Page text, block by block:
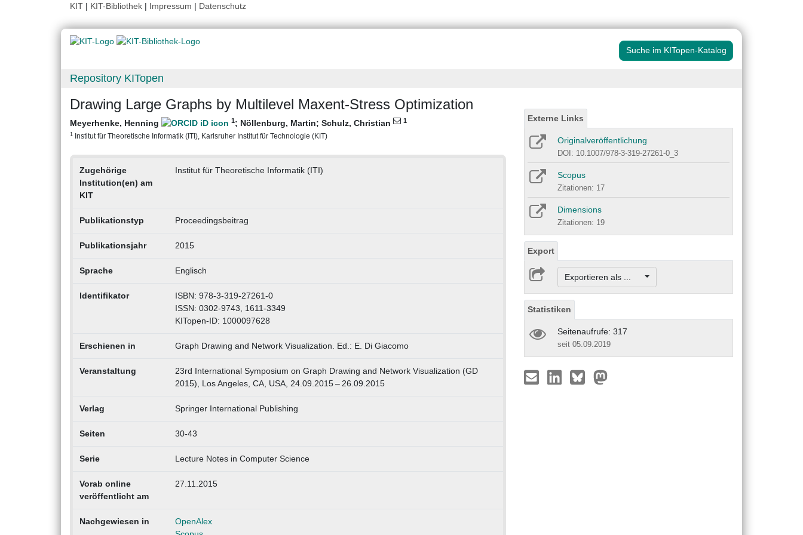
KIT | KIT-Bibliothek | Impressum | Datenschutz
Suche im KITopen-Katalog
Repository KITopen
Drawing Large Graphs by Multilevel Maxent-Stress Optimization
Meyerhenke, Henning 1; Nöllenburg, Martin; Schulz, Christian 1
1 Institut für Theoretische Informatik (ITI), Karlsruher Institut für Technologie (KIT)
Zugehörige
Institution(en) am
KIT
Institut für Theoretische Informatik (ITI)
Publikationstyp Proceedingsbeitrag
Publikationsjahr 2015
Sprache Englisch
Identifikator
ISBN: 978-3-319-27261-0
ISSN: 0302-9743, 1611-3349
KITopen-ID: 1000097628
Erschienen in Graph Drawing and Network Visualization. Ed.: E. Di Giacomo
Veranstaltung
23rd International Symposium on Graph Drawing and Network Visualization (GD
2015), Los Angeles, CA, USA, 24.09.2015 – 26.09.2015
Verlag Springer International Publishing
Seiten 30-43
Serie Lecture Notes in Computer Science
Vorab online
veröffentlicht am
27.11.2015
Nachgewiesen in
OpenAlex
Externe Links
Originalveröffentlichung
DOI: 10.1007/978-3-319-27261-0_3
Scopus
Zitationen: 17
Dimensions
Zitationen: 19
Export
Exportieren als ...
Statistiken
Seitenaufrufe: 317
seit 05.09.2019